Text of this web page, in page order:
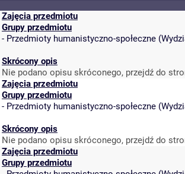
Zajęcia przedmiotu
Grupy przedmiotu
- Przedmioty humanistyczno-społeczne (
Skrócony opis
Nie podano opisu skróconego, przejdź do
Zajęcia przedmiotu
Grupy przedmiotu
- Przedmioty humanistyczno-społeczne (
Skrócony opis
Nie podano opisu skróconego, przejdź do
Zajęcia przedmiotu
Grupy przedmiotu